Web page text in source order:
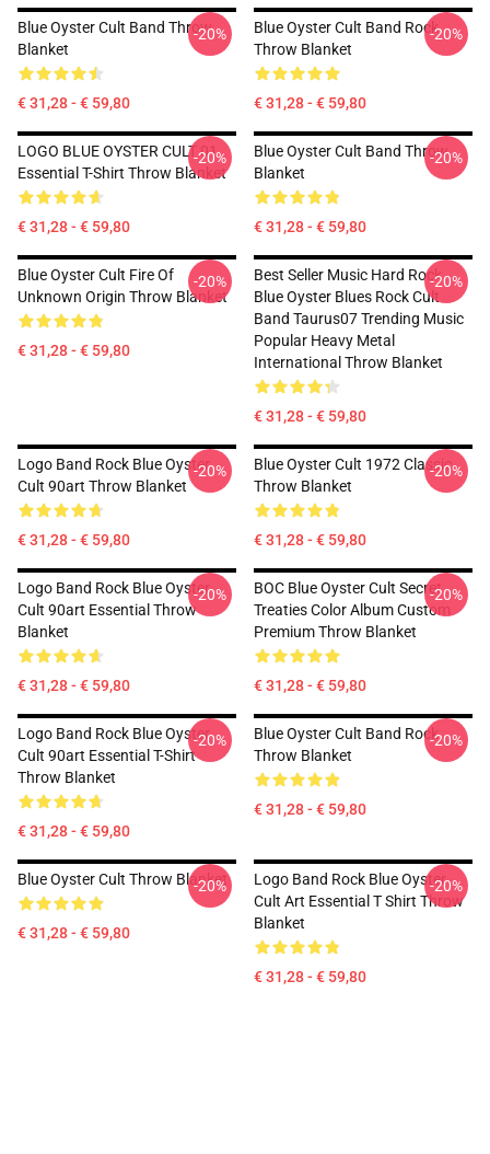
Blue Oyster Cult Band Throw
Blanket
€ 31,28 - € 59,80
-20%
Blue Oyster Cult Band Rock
Throw Blanket
€ 31,28 - € 59,80
-20%
LOGO BLUE OYSTER CULT 01
Essential T-Shirt Throw Blanket
€ 31,28 - € 59,80
-20%
Blue Oyster Cult Band Throw
Blanket
€ 31,28 - € 59,80
-20%
Blue Oyster Cult Fire Of
Unknown Origin Throw Blanket
€ 31,28 - € 59,80
-20%
Best Seller Music Hard Rock
Blue Oyster Blues Rock Cult
Band Taurus07 Trending Music
Popular Heavy Metal
International Throw Blanket
€ 31,28 - € 59,80
-20%
Logo Band Rock Blue Oyster
Cult 90art Throw Blanket
€ 31,28 - € 59,80
-20%
Blue Oyster Cult 1972 Classic
Throw Blanket
€ 31,28 - € 59,80
-20%
Logo Band Rock Blue Oyster
Cult 90art Essential Throw
Blanket
€ 31,28 - € 59,80
-20%
BOC Blue Oyster Cult Secret
Treaties Color Album Custom
Premium Throw Blanket
€ 31,28 - € 59,80
-20%
Logo Band Rock Blue Oyster
Cult 90art Essential T-Shirt
Throw Blanket
€ 31,28 - € 59,80
-20%
Blue Oyster Cult Band Rock
Throw Blanket
€ 31,28 - € 59,80
-20%
Blue Oyster Cult Throw Blanket
€ 31,28 - € 59,80
-20%
Logo Band Rock Blue Oyster
Cult Art Essential T Shirt Throw
Blanket
€ 31,28 - € 59,80
-20%